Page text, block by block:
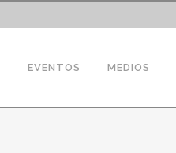
EVENTOS MEDIOS